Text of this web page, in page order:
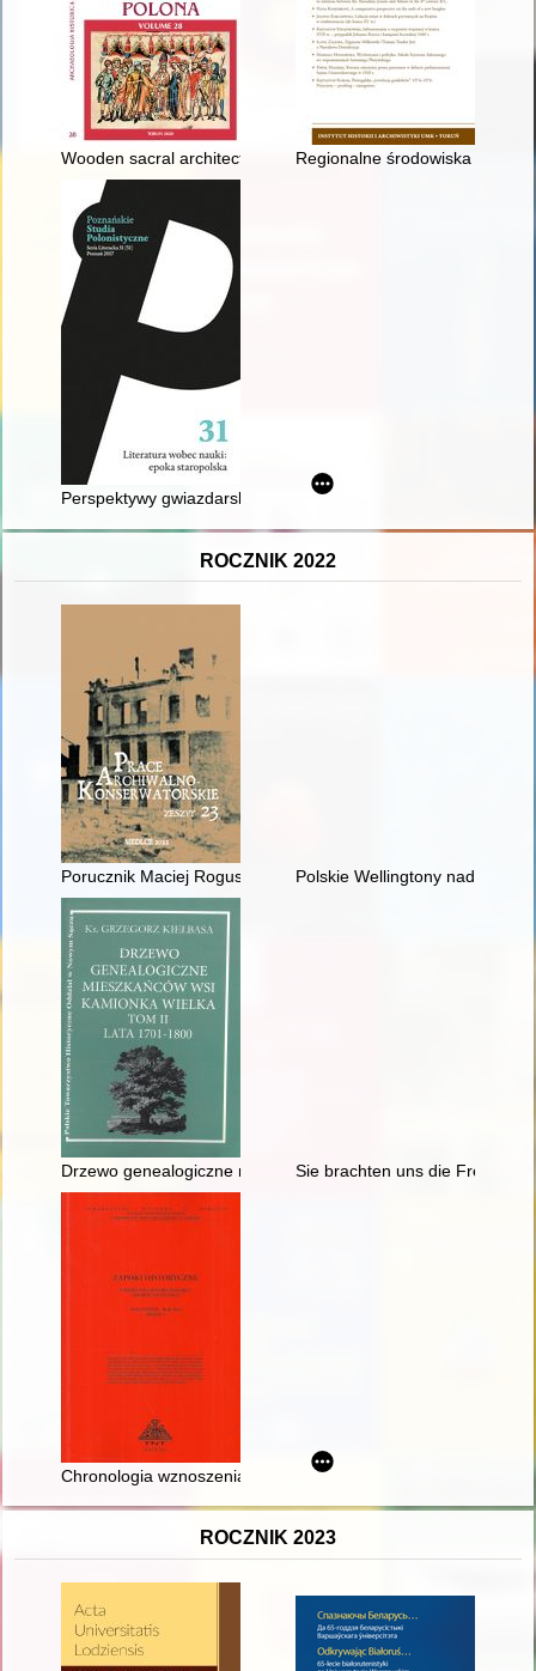
Wooden sacral architecture in Greater Poland : an
Regionalne środowiska
Perspektywy gwiazdarskie" : lunety w literaturze i
ROCZNIK 2022
Porucznik Maciej Roguski i jego najbliżsi. Przyczynek do
Polskie Wellingtony nad
Drzewo genealogiczne mieszkańców wsi Kamionka Wielka. T.
Sie brachten uns die Freiheit :
Chronologia wznoszenia krzyżackiego murowanego zamku
ROCZNIK 2023